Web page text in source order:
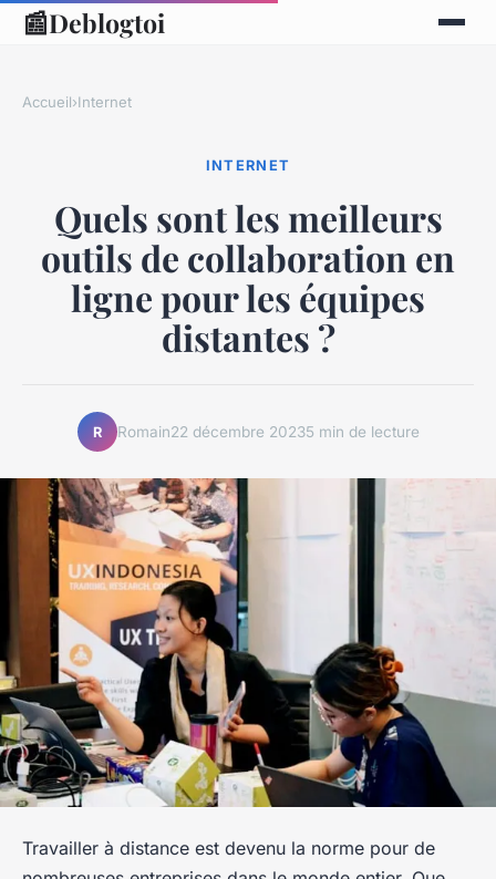
📰Deblogtoi
Accueil›Internet
INTERNET
Quels sont les meilleurs
outils de collaboration en
ligne pour les équipes
distantes ?
R Romain22 décembre 20235 min de lecture
Travailler à distance est devenu la norme pour de